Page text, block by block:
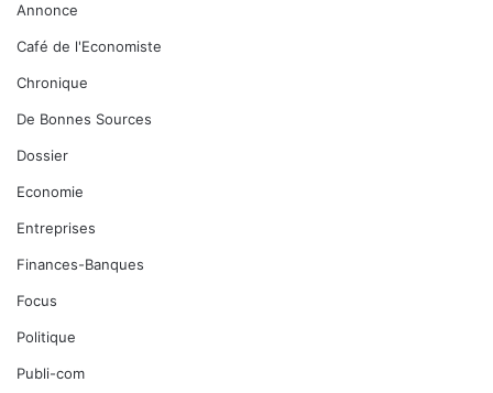
Annonce
Café de l'Economiste
Chronique
De Bonnes Sources
Dossier
Economie
Entreprises
Finances-Banques
Focus
Politique
Publi-com